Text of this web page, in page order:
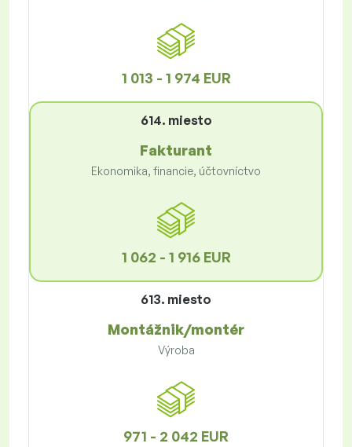
1 013 - 1 974 EUR
614. miesto
Fakturant
Ekonomika, financie, účtovníctvo
1 062 - 1 916 EUR
613. miesto
Montážnik/montér
Výroba
971 - 2 042 EUR